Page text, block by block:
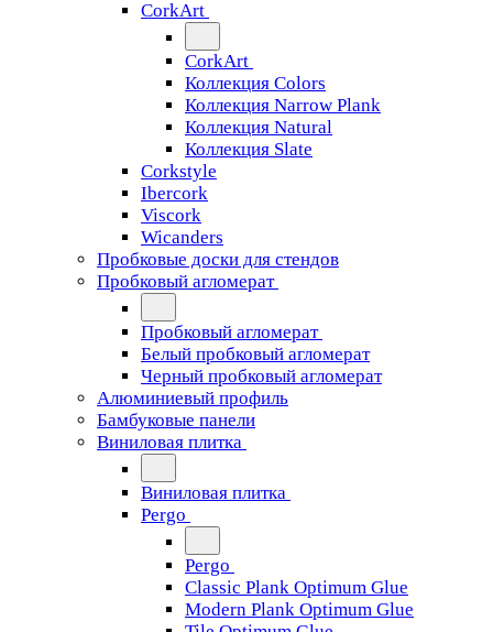
CorkArt
CorkArt
Коллекция Colors
Коллекция Narrow Plank
Коллекция Natural
Коллекция Slate
Corkstyle
Ibercork
Viscork
Wicanders
Пробковые доски для стендов
Пробковый агломерат
Пробковый агломерат
Белый пробковый агломерат
Черный пробковый агломерат
Алюминиевый профиль
Бамбуковые панели
Виниловая плитка
Виниловая плитка
Pergo
Pergo
Classic Plank Optimum Glue
Modern Plank Optimum Glue